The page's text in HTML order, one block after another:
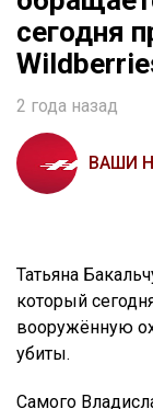
сегодня
2 года назад
ВАШИ
Татьяна
который
вооружённую
убиты.
Самого